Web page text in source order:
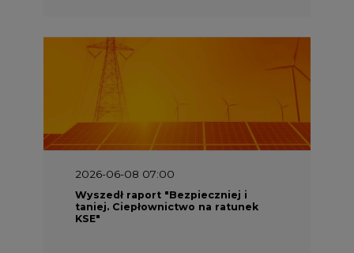
2026-05-23 16:00
Wyszedł raport „Przez gaz do OZE.
Dekarbonizacja ciepłownictwa